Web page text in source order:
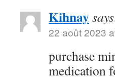
Kihnay
22 août 2023
purchase
medication